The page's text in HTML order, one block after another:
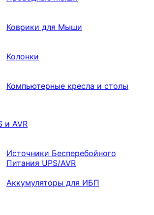
Коврики для Мыши
Колонки
Компьютерные кресла и столы
и AVR
Источники Бесперебойного
Питания UPS/AVR
Аккумуляторы для ИБП